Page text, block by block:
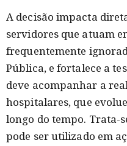
A decisão impacta
servidores que atuam
frequentemente
Pública, e fortalece a
deve acompanhar a
hospitalares, que
longo do tempo. Trata-
pode ser utilizado em